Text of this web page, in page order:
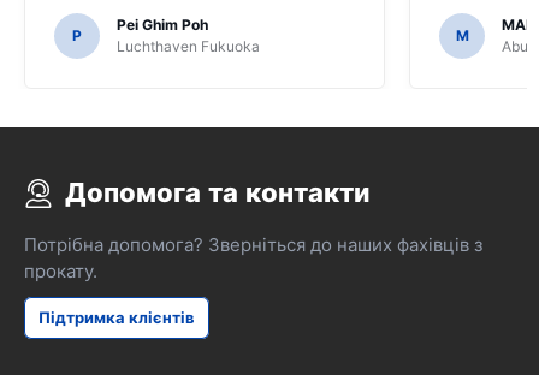
призначення, ми виявили, що
автомобіль прийшов з GPS.Було б
жахливо, якби ми вирішили купити
P
Pei Ghim Poh
Luchthaven Fukuoka
легким.
M
Abu
Допомога та контакти
Потрібна допомога? Зверніться до наших фахівців з
прокату.
Підтримка клієнтів